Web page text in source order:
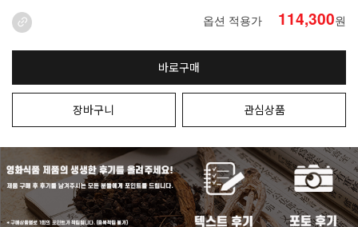
옵션 적용가 114,300원
바로구매
장바구니 관심상품